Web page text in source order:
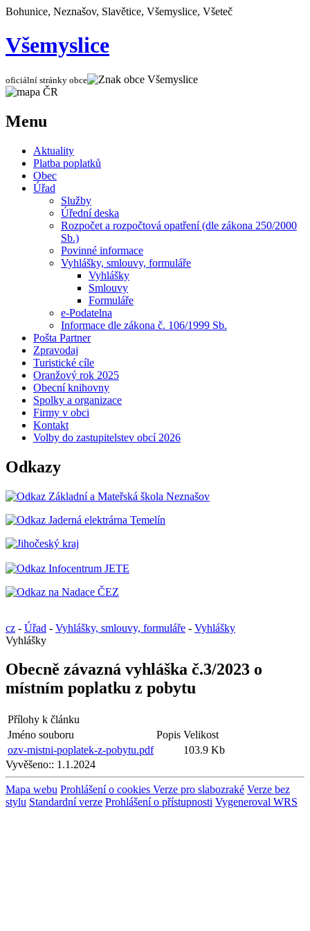
Bohunice, Neznašov, Slavětice, Všemyslice, Všeteč
Všemyslice
oficiální stránky obce
Menu
Aktuality
Platba poplatků
Obec
Úřad
Služby
Úřední deska
Rozpočet a rozpočtová opatření (dle zákona 250/2000
Sb.)
Povinné informace
Vyhlášky, smlouvy, formuláře
Vyhlášky
Smlouvy
Formuláře
e-Podatelna
Informace dle zákona č. 106/1999 Sb.
Pošta Partner
Zpravodaj
Turistické cíle
Oranžový rok 2025
Obecní knihovny
Spolky a organizace
Firmy v obci
Kontakt
Volby do zastupitelstev obcí 2026
Odkazy
cz - Úřad - Vyhlášky, smlouvy, formuláře - Vyhlášky
Vyhlášky
Obecně závazná vyhláška č.3/2023 o
místním poplatku z pobytu
Přílohy k článku
Jméno souboru
Popis Velikost
ozv-mistni-poplatek-z-pobytu.pdf
103.9 Kb
Vyvěšeno:: 1.1.2024
Mapa webu Prohlášení o cookies Verze pro slabozraké Verze bez
stylu Standardní verze Prohlášení o přístupnosti Vygeneroval WRS